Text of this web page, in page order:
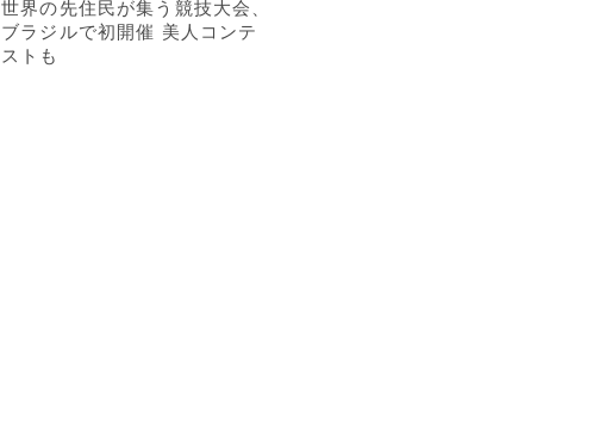
世界の先住民が集う競技大会、
ブラジルで初開催 美人コンテ
ストも